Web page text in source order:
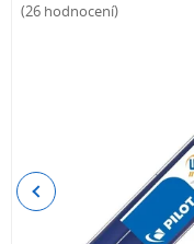
(26 hodnocení)
Previous